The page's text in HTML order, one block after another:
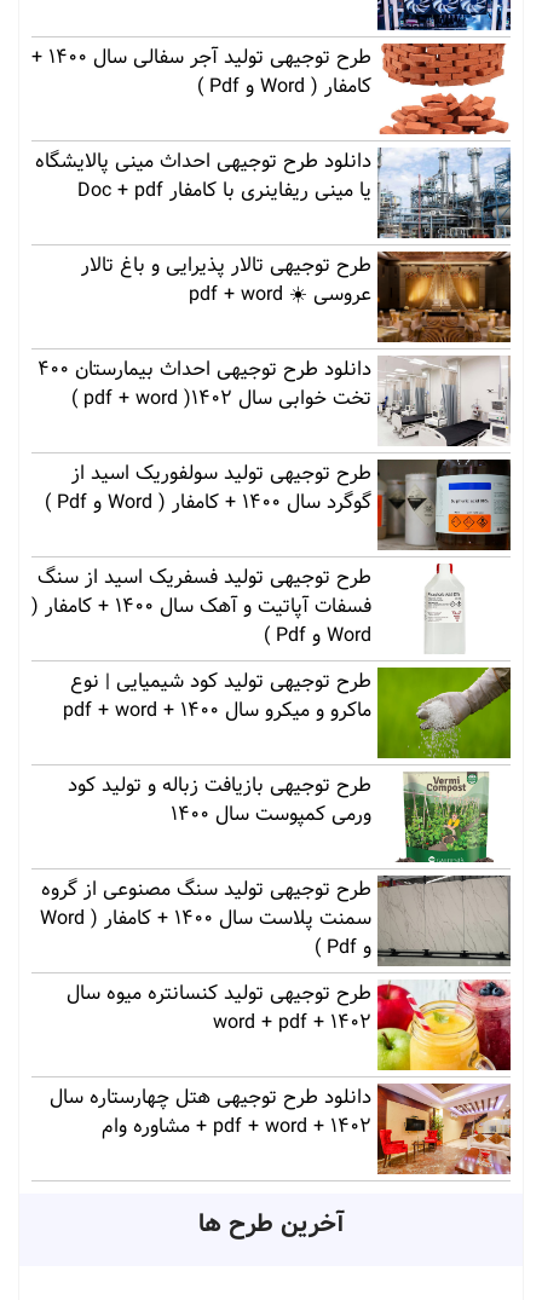
طرح توجیهی تولید آجر سفالی سال 1400 +
کامفار ( Word و Pdf )
دانلود طرح توجیهی احداث مینی پالایشگاه
یا مینی ریفاینری با کامفار Doc + pdf
طرح توجیهی تالار پذیرایی و باغ تالار
عروسی ☀️ pdf + word
دانلود طرح توجیهی احداث بیمارستان 400
تخت خوابی سال 1402( pdf + word )
طرح توجیهی تولید سولفوریک اسید از
گوگرد سال 1400 + کامفار ( Word و Pdf )
طرح توجیهی تولید فسفریک اسید از سنگ
فسفات آپاتیت و آهک سال 1400 + کامفار (
Word و Pdf )
طرح توجیهی تولید کود شیمیایی | نوع
ماکرو و میکرو سال 1400 + pdf + word
طرح توجیهی بازیافت زباله و تولید کود
ورمی کمپوست سال 1400
طرح توجیهی تولید سنگ مصنوعی از گروه
سمنت پلاست سال 1400 + کامفار ( Word
و Pdf )
طرح توجیهی تولید کنسانتره میوه سال
1402 + word + pdf
دانلود طرح توجیهی هتل چهارستاره سال
1402 + pdf + word + مشاوره وام
آخرین طرح ها